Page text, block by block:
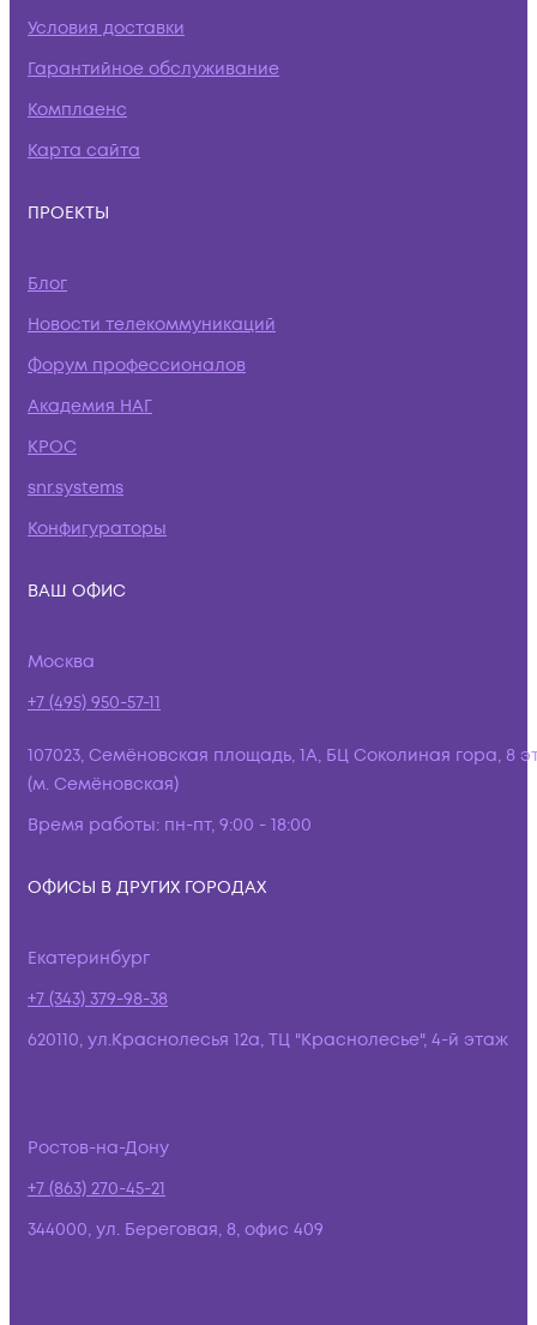
Условия доставки
Гарантийное обслуживание
Комплаенс
Карта сайта
ПРОЕКТЫ
Блог
Новости телекоммуникаций
Форум профессионалов
Академия НАГ
КРОС
snr.systems
Конфигураторы
ВАШ ОФИС
Москва
+7 (495) 950-57-11
107023, Семёновская площадь, 1А, БЦ Соколиная гора, 8
(м. Семёновская)
Время работы: пн-пт, 9:00 - 18:00
ОФИСЫ В ДРУГИХ ГОРОДАХ
Екатеринбург
+7 (343) 379-98-38
620110, ул.Краснолесья 12а, ТЦ "Краснолесье", 4-й этаж
Ростов-на-Дону
+7 (863) 270-45-21
344000, ул. Береговая, 8, офис 409